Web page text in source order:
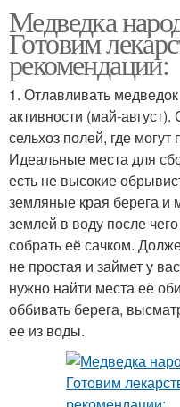
Медведка
Готовим
рекомендации:
1. Отлавливать
активности (май-
сельхоз полей, где
Идеальные места для
есть не высокие
земляные края берега и
землей в воду после
собрать её сачком.
не простая и займет у
нужно найти места её
оббивать берега,
ее из воды.